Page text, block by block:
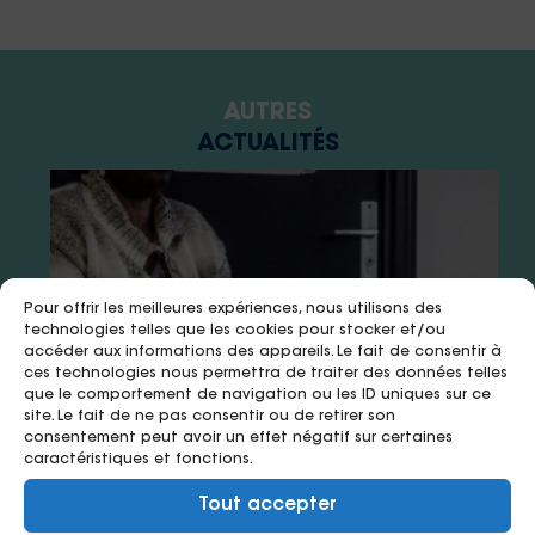
Pour offrir les meilleures expériences, nous utilisons des
technologies telles que les cookies pour stocker et/ou
accéder aux informations des appareils. Le fait de consentir à
ces technologies nous permettra de traiter des données telles
que le comportement de navigation ou les ID uniques sur ce
site. Le fait de ne pas consentir ou de retirer son
consentement peut avoir un effet négatif sur certaines
caractéristiques et fonctions.
Tout accepter
AUTRES
ACTUALITÉS
15 juillet 2026
8 juillet 2026
8 juillet 2026